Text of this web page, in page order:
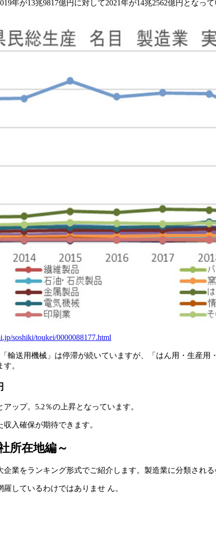
年が13兆9817億円に対して2021年が14兆2562億円となっ
soshiki/toukei/0000088177.html
輸送用機械」は停滞が続いていますが、「はん用・生産
。
ップ。5.2％の上昇となっています。
入確保が期待できます。
所在地編～
業をランキング形式でご紹介します。製造業に分類される
しているわけではありませ ん。